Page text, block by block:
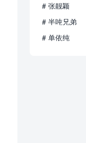
# 张靓颖
# 半吨兄弟
# 单依纯